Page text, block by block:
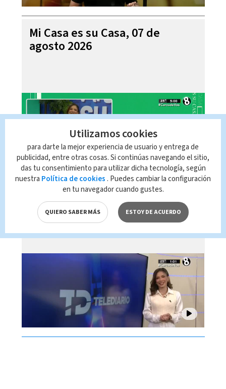
Mi Casa es su Casa, 07 de
agosto 2026
Telediario En Directo con Paula
Brenes, 07 de agosto 2026
Utilizamos cookies
para darte la mejor experiencia de usuario y entrega de
publicidad, entre otras cosas. Si continúas navegando el sitio,
das tu consentimiento para utilizar dicha tecnología, según
nuestra Política de cookies . Puedes cambiar la configuración
en tu navegador cuando gustes.
QUIERO SABER MÁS ESTOY DE ACUERDO